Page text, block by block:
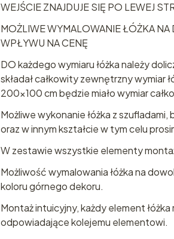
WEJŚCIE ZNAJDUJE SIĘ PO LEWEJ
MOŻLIWE WYMALOWANIE ŁÓŻKA
WPŁYWU NA CENĘ
DO każdego wymiaru łóżka należy
składał całkowity zewnętrzny wymiar
200x100 cm będzie miało wymiar
Możliwe wykonanie łóżka z
oraz w innym kształcie w tym celu
W zestawie wszystkie elementy
Możliwość wymalowania łóżka na
koloru górnego dekoru.
Montaż intuicyjny, każdy element
odpowiadające kolejemu elementowi.